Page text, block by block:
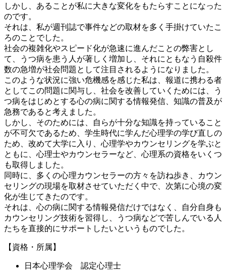
しかし、あることが私に大きな変化をもたらすことになった
のです。
それは、私が週刊誌で事件などの取材を多く手掛けていたこ
ろのことでした。
社会の複雑化やスピード化が急速に進んだことの弊害とし
て、うつ病を患う人が著しく増加し、それにともなう自殺件
数の急増が社会問題として注目されるようになりました。
このような状況に強い危機感を感じた私は、報道に携わる者
としてこの問題に関与し、社会を改善していくためには、う
つ病をはじめとする心の病に関する情報発信、知識の普及が
急務であると考えました。
しかし、そのためには、自らが十分な知識を持っていること
が不可欠であるため、学生時代に学んだ心理学の学び直しの
ため、改めて大学に入り、心理学やカウンセリングを学ぶと
ともに、心理士やカウンセラーなど、心理系の資格をいくつ
も取得しました。
同時に、多くの心理カウンセラーの方々を訪ね歩き、カウン
セリングの現場を取材させていただく中で、次第に心境の変
化が生じてきたのです。
それは、心の病に関する情報発信だけではなく、自分自身も
カウンセリング技術を習得し、うつ病などで苦しんでいる人
たちを直接的にサポートしたいというものでした。
【資格・所属】
日本心理学会 認定心理士